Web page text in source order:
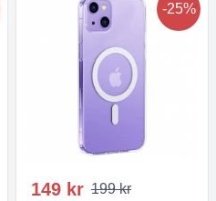
-25%
149 kr 199 kr